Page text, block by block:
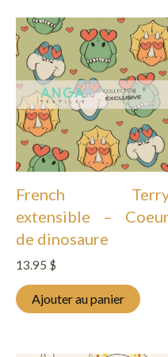
French
extensible – Coeur
de dinosaure
13.95 $
Ajouter au panier